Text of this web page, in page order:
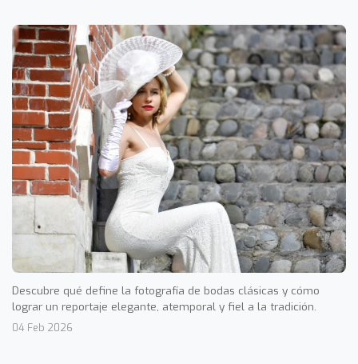
Descubre qué define la fotografía de bodas clásicas y cómo
lograr un reportaje elegante, atemporal y fiel a la tradición.
04 Feb 2026